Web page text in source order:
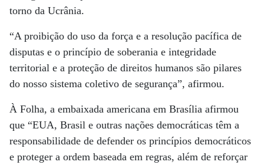
torno da Ucrânia.
“A proibição do uso da força e a resolução pacífica de
disputas e o princípio de soberania e integridade
territorial e a proteção de direitos humanos são pilares
do nosso sistema coletivo de segurança”, afirmou.
À Folha, a embaixada americana em Brasília afirmou
que “EUA, Brasil e outras nações democráticas têm a
responsabilidade de defender os princípios democráticos
e proteger a ordem baseada em regras, além de reforçar